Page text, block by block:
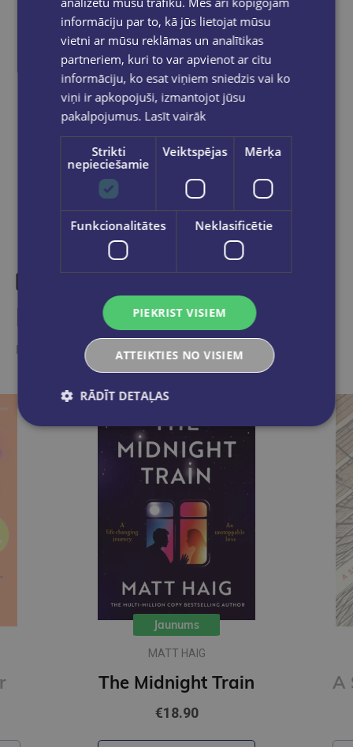
Bezmaksas piegāde jebkurā GLOBUSS
grāmatnīcā 1-5 darba dienu laikā, kad
pasūtījums būs gatavs saņemšanai, saņemsi
e-pastu un/ vai SMS.
Dalies sociālajos tīklos:
Līdzīgas preces
Ieskaties, varbūt noder
Jaunums
MATT HAIG
The Midnight Train
€18.90
informāciju par to, kā jūs lietojat mūsu
vietni ar mūsu reklāmas un analītikas
partneriem, kuri to var apvienot ar citu
informāciju, ko esat viņiem sniedzis vai ko
viņi ir apkopojuši, izmantojot jūsu
pakalpojumus. Lasīt vairāk
Strikti
nepieciešamie
Veiktspējas Mērķa
Funkcionalitātes Neklasificētie
PIEKRIST VISIEM
ATTEIKTIES NO VISIEM
RĀDĪT DETAĻAS